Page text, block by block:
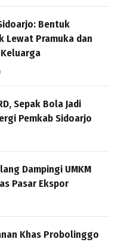
Bentuk
Lewat Pramuka dan
Sepak Bola Jadi
Pemkab Sidoarjo
Dampingi UMKM
Pasar Ekspor
Khas Probolinggo